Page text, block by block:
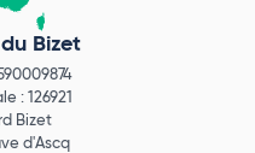
Bizet
: 126921
Bizet
d'Ascq